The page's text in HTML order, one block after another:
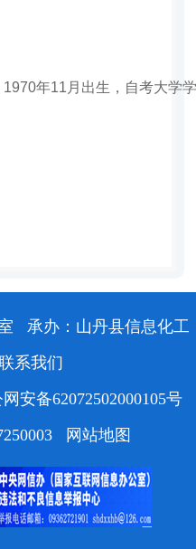
年11月出生，自考大学
承办：山丹县信息化工
系我们
安备62072502000105号
网站地图